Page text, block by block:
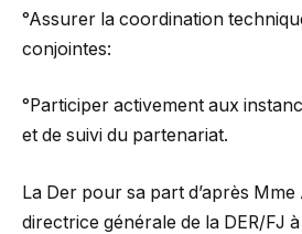
°Assurer la coordination
conjointes:
°Participer activement aux
et de suivi du partenariat.
La Der pour sa part d’après
directrice générale de la DER/FJ à